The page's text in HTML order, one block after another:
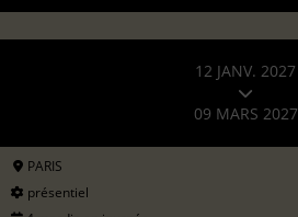
12 JANV. 2027
09 MARS 2027
PARIS
présentiel